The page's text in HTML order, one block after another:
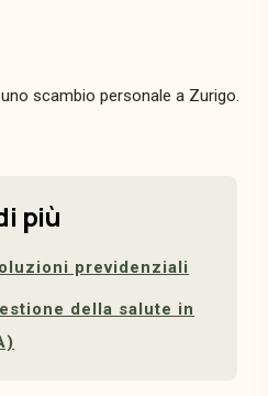
scambio personale a Zurigo.
più
previdenziali
della salute in